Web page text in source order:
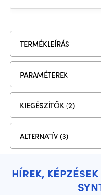
TERMÉKLEÍRÁS
PARAMÉTEREK
KIEGÉSZÍTŐK (2)
ALTERNATÍV (3)
HÍREK,